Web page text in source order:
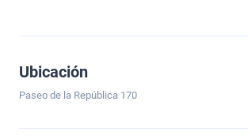
Ubicación
Paseo de la República 170